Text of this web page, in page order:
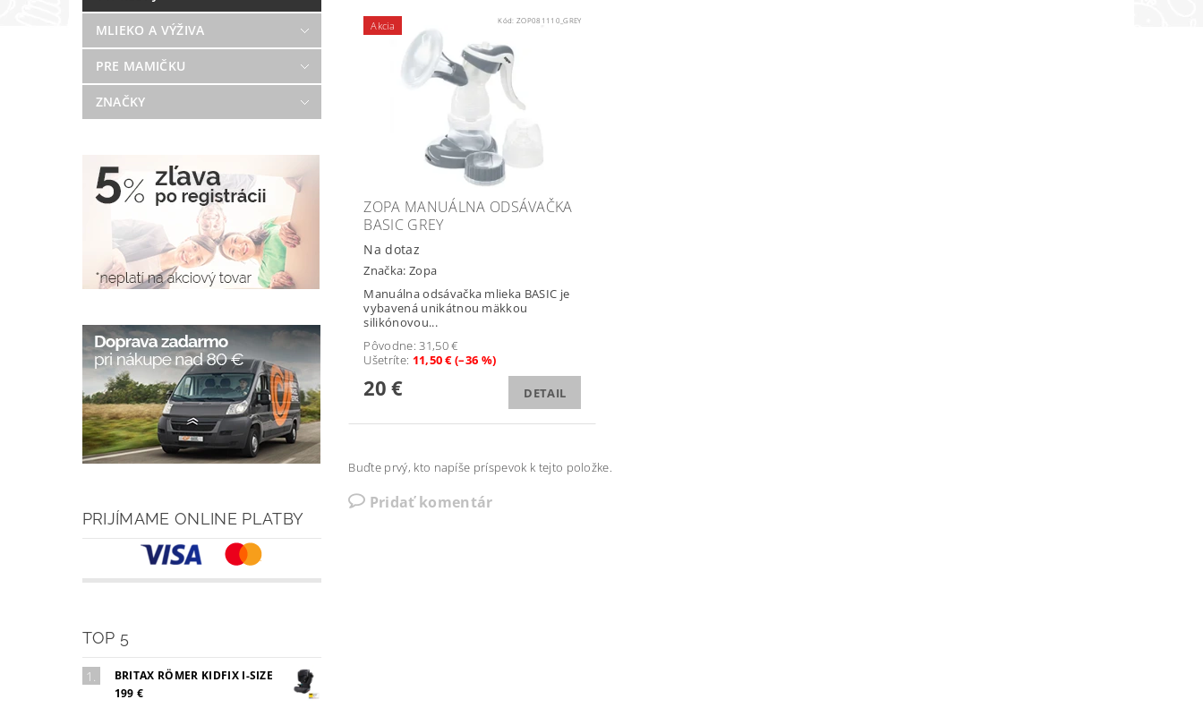
MLIEKO A VÝŽIVA
PRE MAMIČKU
ZNAČKY
PRIJÍMAME ONLINE PLATBY
TOP 5
BRITAX RÖMER KIDFIX I-SIZE
199 €
Akcia Kód: ZOP081110_GREY
ZOPA MANUÁLNA ODSÁVAČKA
BASIC GREY
Na dotaz
Značka: Zopa
Manuálna odsávačka mlieka BASIC je
vybavená unikátnou mäkkou
silikónovou...
Pôvodne:31,50 €
Ušetríte: 11,50 € (–36 %)
20 € DETAIL
Buďte prvý, kto napíše príspevok k tejto položke.
Pridať komentár